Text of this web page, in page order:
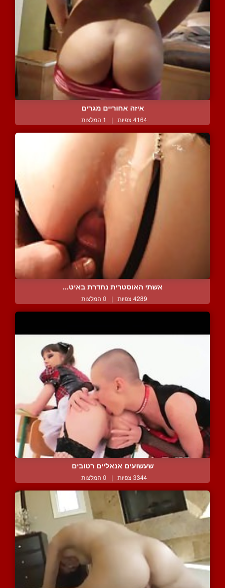
איזה אחוריים מגרים
4164 צפיות | 1 המלצות
אשתי האוסטרית נחדרת באיט...
4289 צפיות | 0 המלצות
שעשועים אנאליים רטובים
3344 צפיות | 0 המלצות